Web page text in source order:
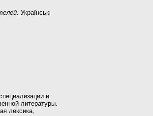
Українські
и
литературы.
лексика,